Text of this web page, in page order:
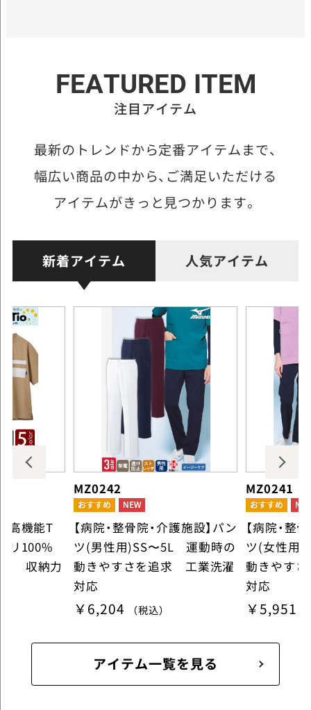
FEATURED ITEM
注目アイテム
最新のトレンドから定番アイテムまで、
幅広い商品の中から、 ご満足いただける
アイテムがきっと見つかります。
新着アイテム
高機能T
リ100%
ト 収納力
MZ0242
【病院・整骨院・介護施設】パン
ツ(男性用)SS〜5L 運動時の
動きやすさを追求 工業洗濯
対応
￥6,204 （税込）
MZ0241
【病院・整
ツ(女性用
動きやす
対応
￥5,951
人気アイテム
アイテム一覧を見る